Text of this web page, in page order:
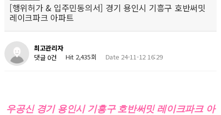
[행위허가 & 입주민동의서] 경기 용인시 기흥구 호반써밋
레이크파크 아파트
최고관리자
댓글 0건
Hit 2,435회 Date 24-11-12 16:29
우공신 경기 용인시 기흥구 호반써밋 레이크파크 아